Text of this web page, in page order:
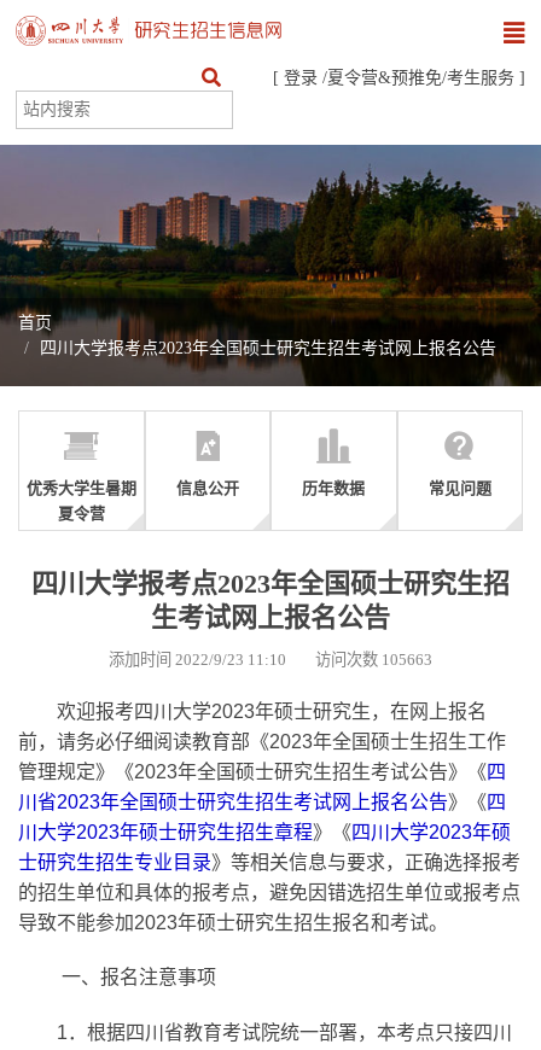
[ 登录 /夏令营&预推免/考生服务 ]
首页
四川大学报考点2023年全国硕士研究生招生考试网上报名公告
优秀大学生暑期
夏令营
信息公开 历年数据 常见问题
四川大学报考点2023年全国硕士研究生招
生考试网上报名公告
添加时间 2022/9/23 11:10 访问次数 105663
欢迎报考四川大学2023年硕士研究生，在网上报名
前，请务必仔细阅读教育部《2023年全国硕士生招生工作
管理规定》《2023年全国硕士研究生招生考试公告》《四
川省2023年全国硕士研究生招生考试网上报名公告》《四
川大学2023年硕士研究生招生章程》《四川大学2023年硕
士研究生招生专业目录》等相关信息与要求，正确选择报考
的招生单位和具体的报考点，避免因错选招生单位或报考点
导致不能参加2023年硕士研究生招生报名和考试。
一、报名注意事项
1．根据四川省教育考试院统一部署，本考点只接四川